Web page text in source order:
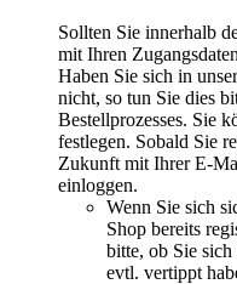
Sollten Sie innerhalb
mit Ihren
Haben Sie sich in
nicht, so tun Sie dies
Bestellprozesses. Sie
festlegen. Sobald Sie
Zukunft mit Ihrer E-
einloggen.
Wenn Sie sich
Shop bereits
bitte, ob Sie
evtl. vertippt